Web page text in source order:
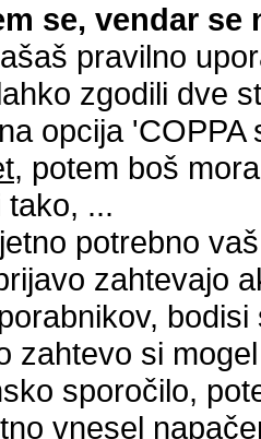
se, vendar
pravilno
zgodili dve
opcija
, potem boš
tako, ...
potrebno
zahtevajo
zahtevo si
sporočilo,
vnesel